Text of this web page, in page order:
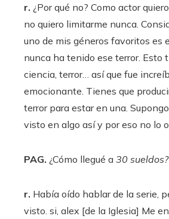
r. ¿Por qué no? Como actor
no quiero limitarme nunca.
uno de mis géneros favoritos es
nunca ha tenido ese terror. Esto
ciencia, terror… así que fue
emocionante. Tienes que
terror para estar en una.
visto en algo así y por eso no lo
PAG. ¿Cómo llegué a 30 sueldos?
r. Había oído hablar de la serie,
visto. si, alex [de la Iglesia] Me